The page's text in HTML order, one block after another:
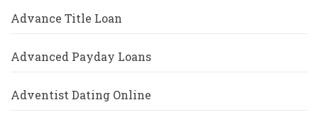
Advance Title Loan
Advanced Payday Loans
Adventist Dating Online